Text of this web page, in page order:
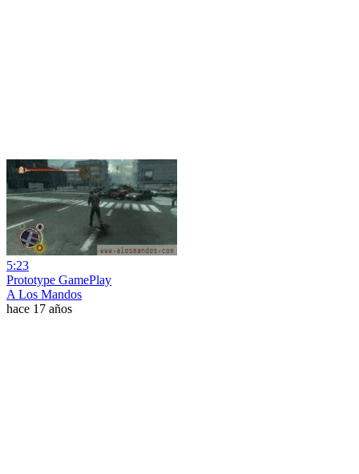
5:23
Prototype GamePlay
A Los Mandos
hace 17 años